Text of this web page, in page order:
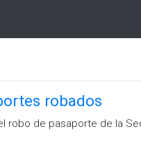
robados
robo de pasaporte de la